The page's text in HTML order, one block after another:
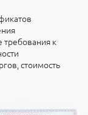
к
стоимость